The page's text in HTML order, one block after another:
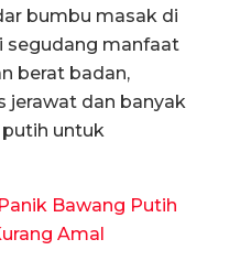
bumbu masak di
segudang manfaat
berat badan,
jerawat dan banyak
untuk
Bawang Putih
Amal